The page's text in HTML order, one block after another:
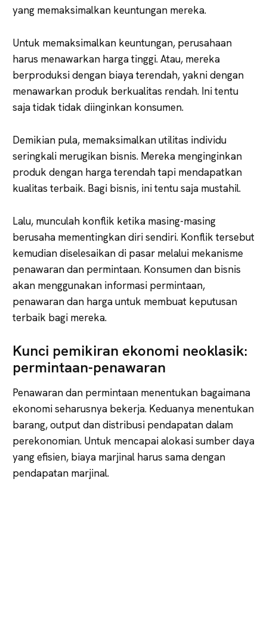
yang memaksimalkan keuntungan mereka.
Untuk memaksimalkan keuntungan, perusahaan
harus menawarkan harga tinggi. Atau, mereka
berproduksi dengan biaya terendah, yakni dengan
menawarkan produk berkualitas rendah. Ini tentu
saja tidak tidak diinginkan konsumen.
Demikian pula, memaksimalkan utilitas individu
seringkali merugikan bisnis. Mereka menginginkan
produk dengan harga terendah tapi mendapatkan
kualitas terbaik. Bagi bisnis, ini tentu saja mustahil.
Lalu, munculah konflik ketika masing-masing
berusaha mementingkan diri sendiri. Konflik tersebut
kemudian diselesaikan di pasar melalui mekanisme
penawaran dan permintaan. Konsumen dan bisnis
akan menggunakan informasi permintaan,
penawaran dan harga untuk membuat keputusan
terbaik bagi mereka.
Kunci pemikiran ekonomi neoklasik:
permintaan-penawaran
Penawaran dan permintaan menentukan bagaimana
ekonomi seharusnya bekerja. Keduanya menentukan
barang, output dan distribusi pendapatan dalam
perekonomian. Untuk mencapai alokasi sumber daya
yang efisien, biaya marjinal harus sama dengan
pendapatan marjinal.